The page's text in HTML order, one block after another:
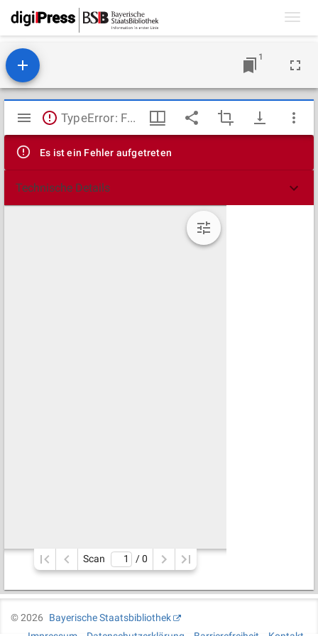
1
Mirador
Viewer
TypeError: Failed to fetch
Es ist ein Fehler aufgetreten
Technische Details
Scan / 0
©2026
Bayerische Staatsbibliothek